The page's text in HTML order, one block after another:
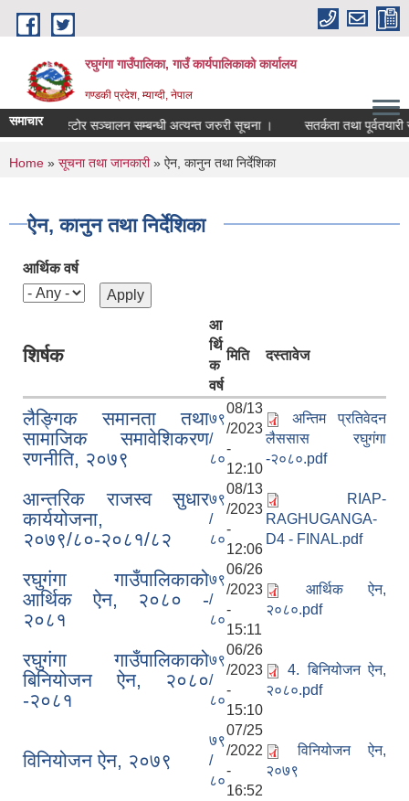
Skip to main content
रघुगंगा गाउँपालिका, गाउँ कार्यपालिकाको कार्यालय
गण्डकी प्रदेश, म्याग्दी, नेपाल
समाचारकोल्डस्टोर सञ्चालन सम्बन्धी अत्यन्त जरुरी सूचना । सतर्कता तथा पूर्वतयारी
You are here
Home » सूचना तथा जानकारी» ऐन, कानुन तथा निर्देशिका
ऐन, कानुन तथा निर्देशिका
आर्थिक वर्ष
शिर्षक
आ
र्थि
क
वर्ष
मिति दस्तावेज
लैङ्गिक समानता तथा
सामाजिक समावेशिकरण
रणनीति, २०७९
७९
/
८०
08/13
/2023
-
12:10
अन्तिम प्रतिवेदन
लैससास रघुगंगा
-२०८०.pdf
आन्तरिक राजस्व सुधार
कार्ययोजना,
२०७९/८०-२०८१/८२
७९
/
८०
08/13
/2023
-
12:06
RIAP-
RAGHUGANGA-
D4 - FINAL.pdf
रघुगंगा गाउँपालिकाको
आर्थिक ऐन, २०८० -
२०८१
७९
/
८०
06/26
/2023
-
15:11
आर्थिक ऐन,
२०८०.pdf
रघुगंगा गाउँपालिकाको
बिनियोजन ऐन, २०८०
-२०८१
७९
/
८०
06/26
/2023
-
15:10
4. बिनियोजन ऐन,
२०८०.pdf
विनियोजन ऐन, २०७९
७९
/
८०
07/25
/2022
-
16:52
विनियोजन ऐन,
२०७९